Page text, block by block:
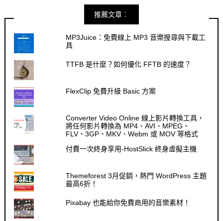
推薦文章︰
MP3Juice：免費線上 MP3 音樂搜尋與下載工
具
TTFB 是什麼？如何優化 FFTB 的速度？
FlexClip 免費升級 Basic 方案
Converter Video Online 線上影片轉換工具，
將任何影片轉換為 MP4、AVI、MPEG、
FLV、3GP、MKV、Webm 或 MOV 等格式
付費一次終身享用-HostSlick 終身虛擬主機
Themeforest 3月促銷，熱門 WordPress 主題
最高6折！
Pixabay 也能給你免費商用的音樂素材！